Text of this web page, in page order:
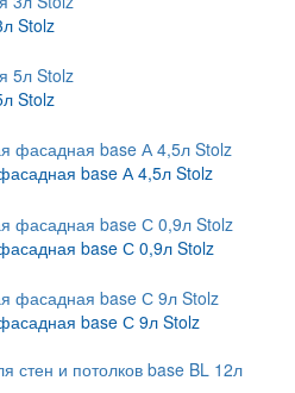
Stolz
Stolz
base А 4,5л Stolz
base С 0,9л Stolz
base С 9л Stolz